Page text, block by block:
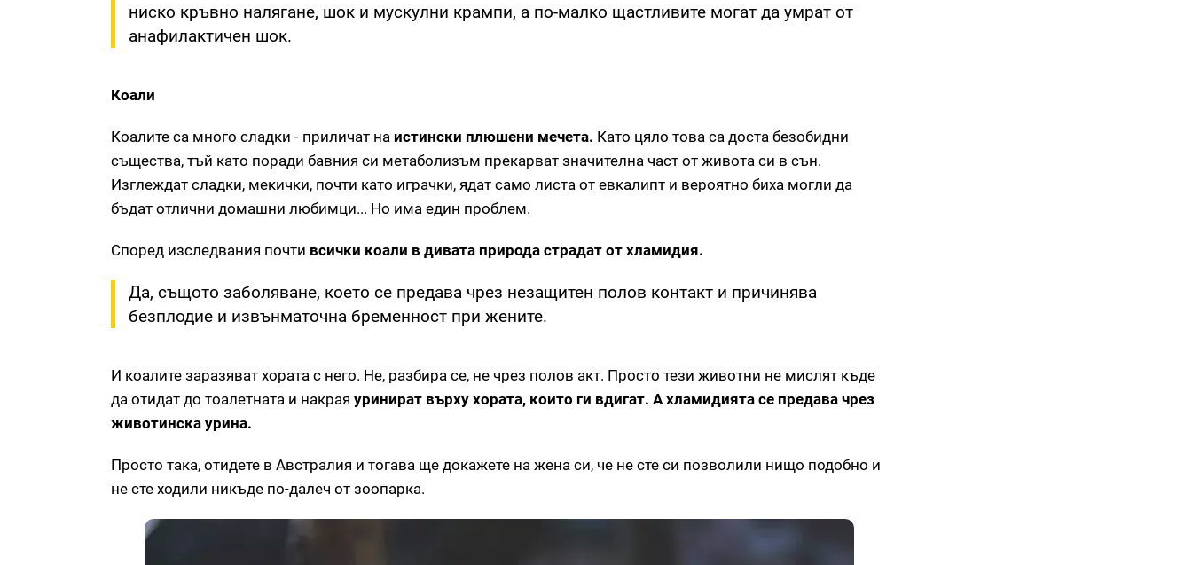
ниско кръвно налягане, шок и мускулни крампи, а по-малко щастливите могат да умрат от
анафилактичен шок.
Коали
Коалите са много сладки - приличат на истински плюшени мечета. Като цяло това са доста безобидни
същества, тъй като поради бавния си метаболизъм прекарват значителна част от живота си в сън.
Изглеждат сладки, мекички, почти като играчки, ядат само листа от евкалипт и вероятно биха могли да
бъдат отлични домашни любимци... Но има един проблем.
Според изследвания почти всички коали в дивата природа страдат от хламидия.
Да, същото заболяване, което се предава чрез незащитен полов контакт и причинява
безплодие и извънматочна бременност при жените.
И коалите заразяват хората с него. Не, разбира се, не чрез полов акт. Просто тези животни не мислят къде
да отидат до тоалетната и накрая уринират върху хората, които ги вдигат. А хламидията се предава чрез
животинска урина.
Просто така, отидете в Австралия и тогава ще докажете на жена си, че не сте си позволили нищо подобно и
не сте ходили никъде по-далеч от зоопарка.